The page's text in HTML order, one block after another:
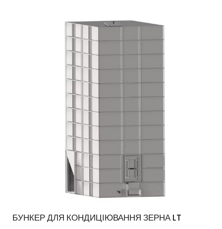
БУНКЕР ДЛЯ КОНДИЦІЮВАННЯ ЗЕРНА LT